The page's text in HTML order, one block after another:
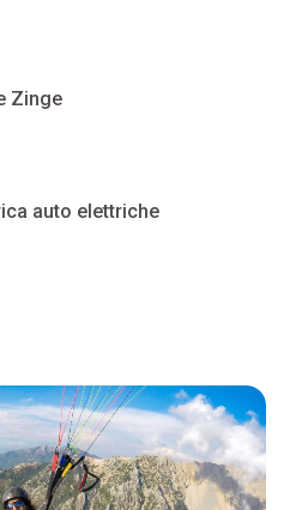
Zinge
auto elettriche